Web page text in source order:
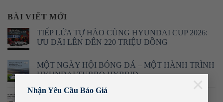
Nhận Yêu Cầu Báo Giá
×
BÀI VIẾT MỚI
TIẾP LỬA TỰ HÀO CÙNG HYUNDAI CUP 2026:
ƯU ĐÃI LÊN ĐẾN 220 TRIỆU ĐỒNG
MỘT NGÀY HỘI BÓNG ĐÁ – MỘT HÀNH TRÌNH
HYUNDAI TURBO HYBRID
THÔNG BÁO VỀ VIỆC ĐIỀU CHỈNH CHƯƠNG